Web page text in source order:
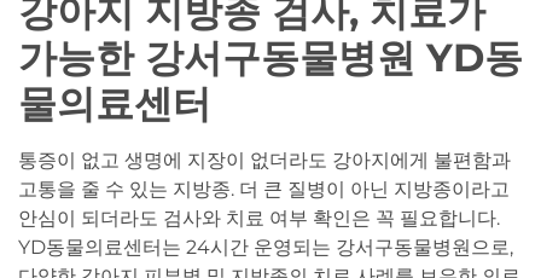
강아지 지방종 검사, 치료가
가능한 강서구동물병원 YD동
물의료센터
통증이 없고 생명에 지장이 없더라도 강아지에게 불편함과
고통을 줄 수 있는 지방종. 더 큰 질병이 아닌 지방종이라고
안심이 되더라도 검사와 치료 여부 확인은 꼭 필요합니다.
YD동물의료센터는 24시간 운영되는 강서구동물병원으로,